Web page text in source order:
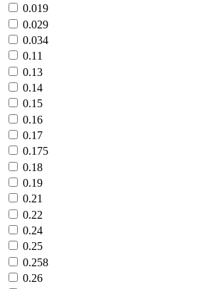
0.019
0.029
0.034
0.11
0.13
0.14
0.15
0.16
0.17
0.175
0.18
0.19
0.21
0.22
0.24
0.25
0.258
0.26